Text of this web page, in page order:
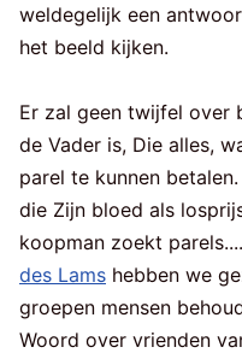
weldegelijk een
het beeld kijken.
Er zal geen twijfel over
de Vader is, Die alles,
parel te kunnen
die Zijn bloed als
koopman zoekt
des Lams hebben we
groepen mensen
Woord over vrienden